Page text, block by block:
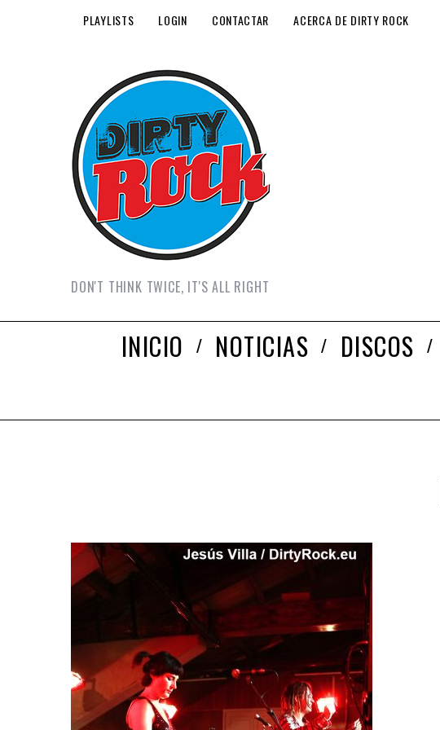
PLAYLISTS LOGIN CONTACTAR ACERCA DE DIRTY ROCK
DON'T THINK TWICE, IT'S ALL RIGHT
INICIO NOTICIAS DISCOS